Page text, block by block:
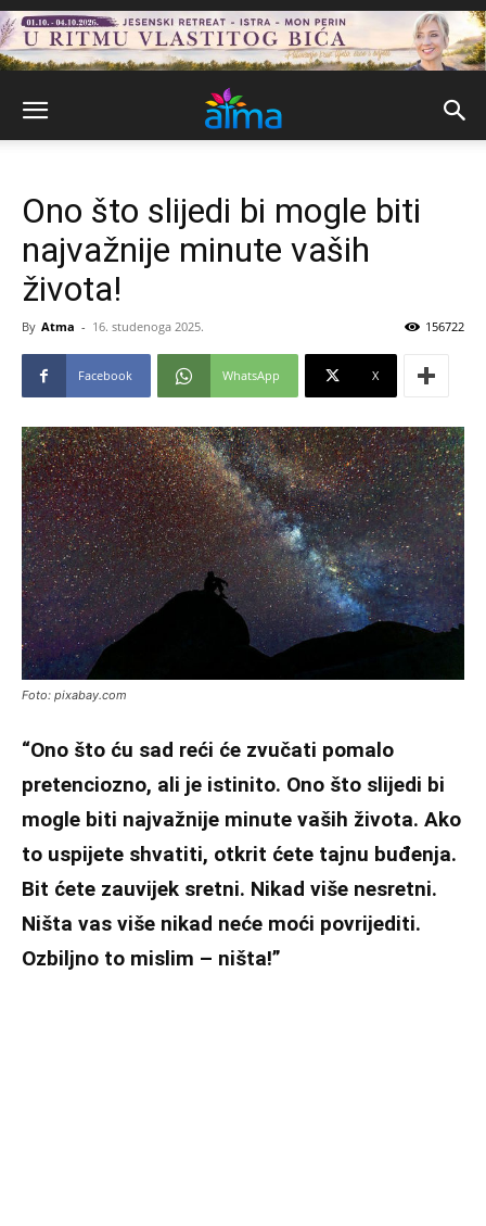
Ono što slijedi bi mogle biti
najvažnije minute vaših
života!
By Atma - 16. studenoga 2025. 156722
Facebook WhatsApp X
Foto: pixabay.com
“Ono što ću sad reći će zvučati pomalo
pretenciozno, ali je istinito. Ono što slijedi bi
mogle biti najvažnije minute vaših života. Ako
to uspijete shvatiti, otkrit ćete tajnu buđenja.
Bit ćete zauvijek sretni. Nikad više nesretni.
Ništa vas više nikad neće moći povrijediti.
Ozbiljno to mislim – ništa!”